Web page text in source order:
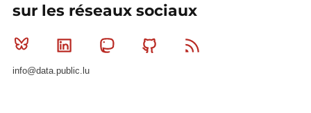
sur les réseaux sociaux
Bluesky Linkedin MastodonGithub
info@data.public.lu